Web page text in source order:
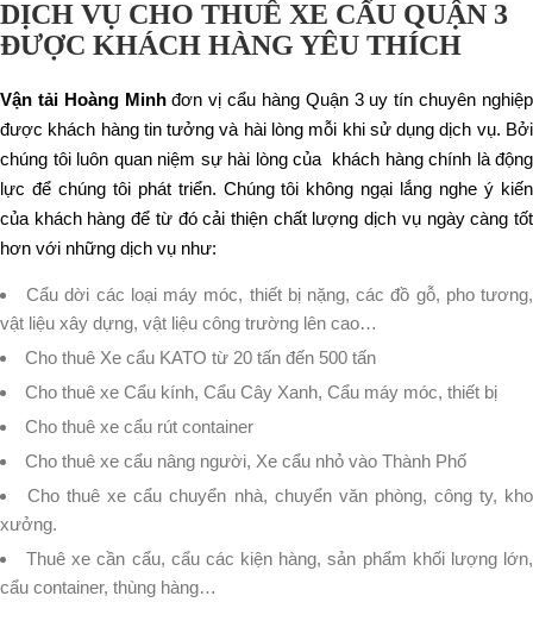
DỊCH VỤ CHO THUÊ XE CẨU QUẬN 3
ĐƯỢC KHÁCH HÀNG YÊU THÍCH
Vận tải Hoàng Minhđơn vị cẩu hàng Quận 3 uy tín chuyên nghiệp
được khách hàng tin tưởng và hài lòng mỗi khi sử dụng dịch vụ. Bởi
chúng tôi luôn quan niệm sự hài lòng của khách hàng chính là động
lực để chúng tôi phát triển. Chúng tôi không ngại lắng nghe ý kiến
của khách hàng để từ đó cải thiện chất lượng dịch vụ ngày càng tốt
hơn với những dịch vụ như:
Cẩu dời các loại máy móc, thiết bị nặng, các đồ gỗ, pho tương,
vật liệu xây dựng, vật liệu công trường lên cao…
Cho thuê Xe cẩu KATO từ 20 tấn đến 500 tấn
Cho thuê xe Cẩu kính, Cẩu Cây Xanh, Cẩu máy móc, thiết bị
Cho thuê xe cẩu rút container
Cho thuê xe cẩu nâng người, Xe cẩu nhỏ vào Thành Phố
Cho thuê xe cẩu chuyển nhà, chuyển văn phòng, công ty, kho
xưởng.
Thuê xe cần cẩu, cẩu các kiện hàng, sản phẩm khối lượng lớn,
cẩu container, thùng hàng…